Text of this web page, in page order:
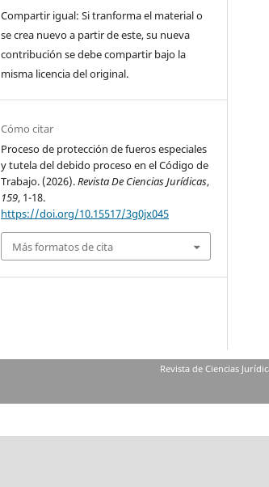
Compartir igual: Si tranforma el material o
se crea nuevo a partir de este, su nueva
contribución se debe compartir bajo la
misma licencia del original.
Cómo citar
Proceso de protección de fueros especiales
y tutela del debido proceso en el Código de
Trabajo. (2026).Revista De Ciencias Jurídicas,
159, 1-18.
https://doi.org/10.15517/3g0jx045
Más formatos de cita
Revista de Ciencias